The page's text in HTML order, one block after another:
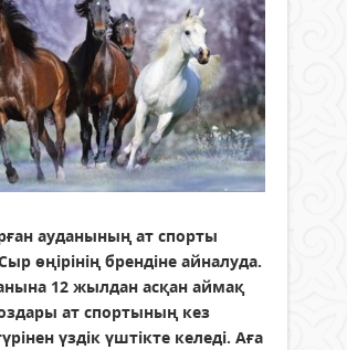
ауданының ат спорты
өңірінің брендіне айналуда.
12 жылдан асқан аймақ
ат спортының кез
үздік үштікте келеді. Аға